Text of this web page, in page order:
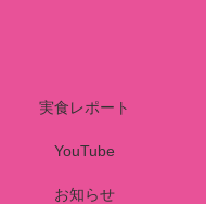
実食レポート
YouTube
お知らせ